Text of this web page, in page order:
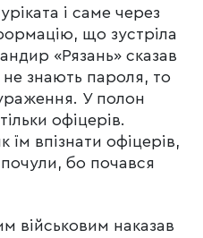
і саме через
що зустріла
«Рязань» сказав
знають пароля, то
У полон
офіцерів.
впізнати офіцерів,
бо почався
військовим наказав